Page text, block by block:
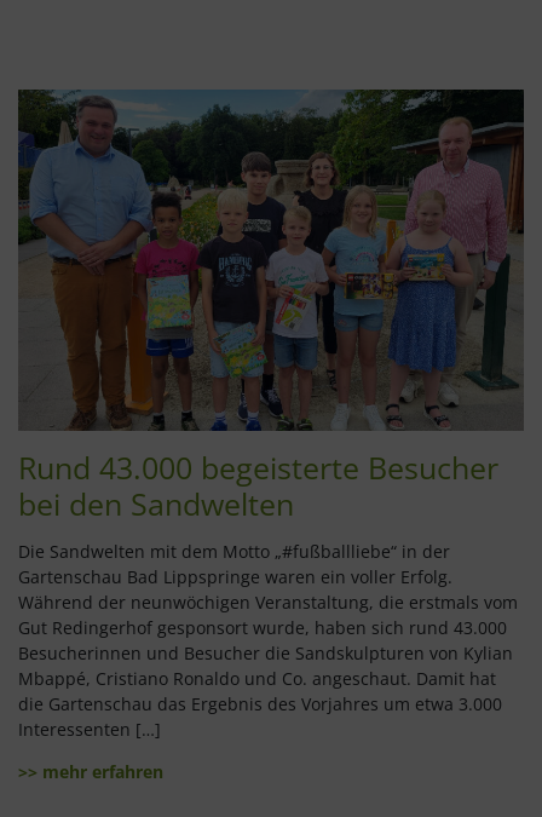
Rund 43.000 begeisterte Besucher
bei den Sandwelten
Die Sandwelten mit dem Motto „#fußballliebe“ in der
Gartenschau Bad Lippspringe waren ein voller Erfolg.
Während der neunwöchigen Veranstaltung, die erstmals vom
Gut Redingerhof gesponsort wurde, haben sich rund 43.000
Besucherinnen und Besucher die Sandskulpturen von Kylian
Mbappé, Cristiano Ronaldo und Co. angeschaut. Damit hat
die Gartenschau das Ergebnis des Vorjahres um etwa 3.000
Interessenten […]
>> mehr erfahren